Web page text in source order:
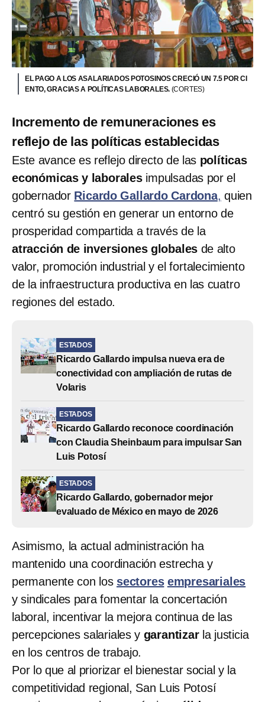
EL PAGO A LOS ASALARIADOS POTOSINOS CRECIÓ UN 7.5 POR CI
ENTO, GRACIAS A POLÍTICAS LABORALES. (CORTES)
Incremento de remuneraciones es
reflejo de las políticas establecidas
Este avance es reflejo directo de las políticas
económicas y laboralesimpulsadas por el
gobernador Ricardo Gallardo Cardona, quien
centró su gestión en generar un entorno de
prosperidad compartida a través de la
atracción de inversiones globales de alto
valor, promoción industrial y el fortalecimiento
de la infraestructura productiva en las cuatro
regiones del estado.
ESTADOS
Ricardo Gallardo impulsa nueva era de
conectividad con ampliación de rutas de
Volaris
ESTADOS
Ricardo Gallardo reconoce coordinación
con Claudia Sheinbaum para impulsar San
Luis Potosí
ESTADOS
Ricardo Gallardo, gobernador mejor
evaluado de México en mayo de 2026
Asimismo, la actual administración ha
mantenido una coordinación estrecha y
permanente con los sectores empresariales
y sindicales para fomentar la concertación
laboral, incentivar la mejora continua de las
percepciones salariales y garantizarla justicia
en los centros de trabajo.
Por lo que al priorizar el bienestar social y la
competitividad regional, San Luis Potosí